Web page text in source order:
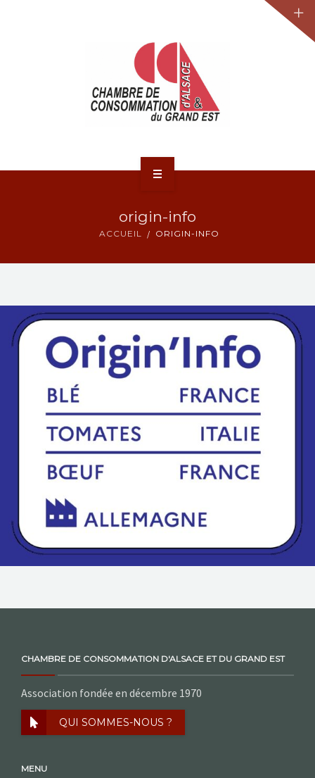
NOS ACTIONS
CONTACT
origin-info
ACCUEIL ORIGIN-INFO
CHAMBRE DE CONSOMMATION D'ALSACE ET DU GRAND EST
Association fondée en décembre 1970
QUI SOMMES-NOUS ?
MENU